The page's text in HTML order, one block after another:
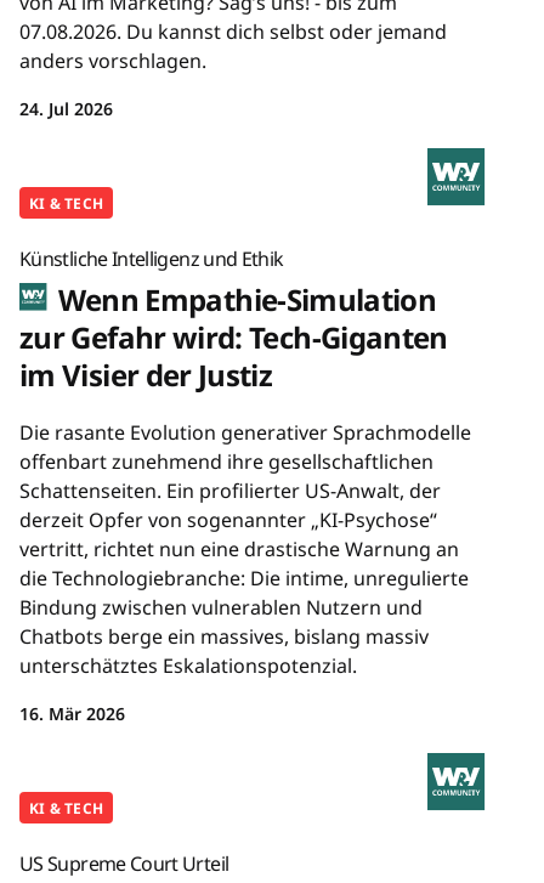
07.08.2026. Du kannst dich selbst oder jemand
anders vorschlagen.
24. Jul 2026
KI & TECH
Künstliche Intelligenz und Ethik
Wenn Empathie-Simulation
zur Gefahr wird: Tech-Giganten
im Visier der Justiz
Die rasante Evolution generativer Sprachmodelle
offenbart zunehmend ihre gesellschaftlichen
Schattenseiten. Ein profilierter US-Anwalt, der
derzeit Opfer von sogenannter „KI-Psychose“
vertritt, richtet nun eine drastische Warnung an
die Technologiebranche: Die intime, unregulierte
Bindung zwischen vulnerablen Nutzern und
Chatbots berge ein massives, bislang massiv
unterschätztes Eskalationspotenzial.
16. Mär 2026
KI & TECH
US Supreme Court Urteil